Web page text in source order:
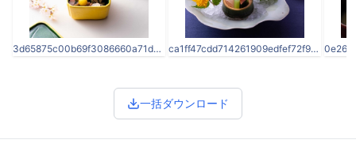
3d65875c00b69f3086660a71dcf84b60.jpg ca1ff47cdd714261909edfef72f9d05e.jpg
一括ダウンロード